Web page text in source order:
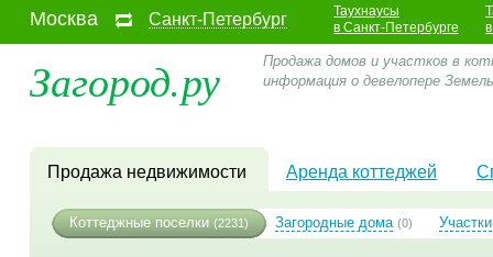
Москва Санкт-Петербург
Таухнаусы
в Санкт-Петербурге
Загород.ру
Продажа домов и участков в
информация о девелопере
Продажа недвижимости Аренда коттеджей
Коттеджные поселки (2231) Загородные дома (0) Участки